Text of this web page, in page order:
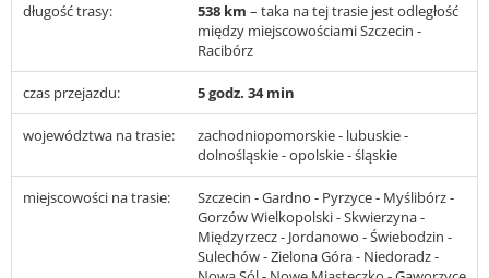
długość trasy: 538 km – taka na tej trasie jest odległość
między miejscowościami Szczecin -
Racibórz
czas przejazdu: 5 godz. 34 min
województwa na trasie:
zachodniopomorskie - lubuskie -
dolnośląskie - opolskie - śląskie
miejscowości na trasie:
Szczecin - Gardno - Pyrzyce - Myślibórz -
Gorzów Wielkopolski - Skwierzyna -
Międzyrzecz - Jordanowo - Świebodzin -
Sulechów - Zielona Góra - Niedoradz -